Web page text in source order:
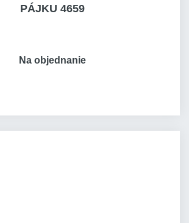
PÁJKU 4659
Na objednanie